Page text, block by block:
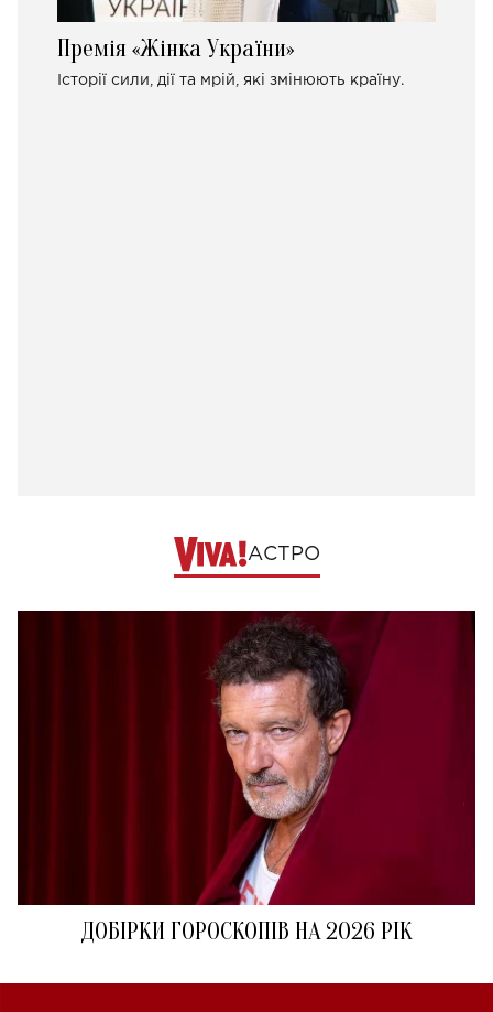
Премія «Жінка України»
Історії сили, дії та мрій, які змінюють країну.
АСТРО
ДОБІРКИ ГОРОСКОПІВ НА 2026 РІК